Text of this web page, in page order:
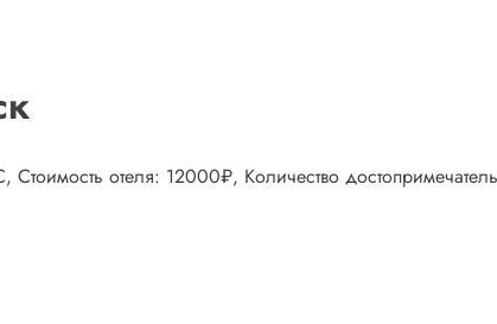
Стоимость отеля: 12000₽, Количество